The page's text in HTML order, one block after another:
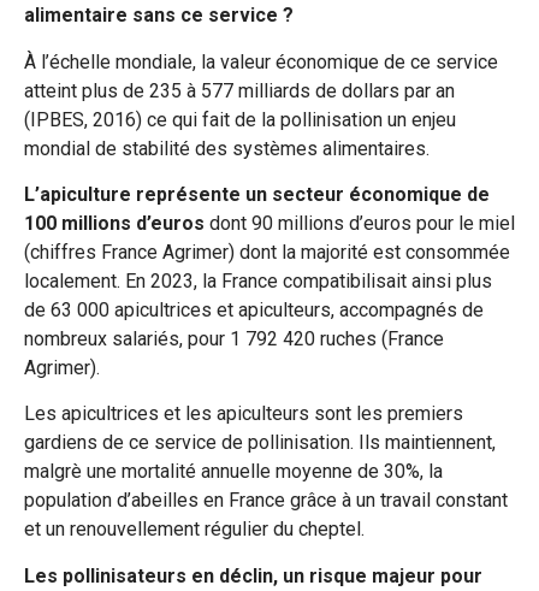
alimentaire sans ce service ?
À l’échelle mondiale, la valeur économique de ce service
atteint plus de 235 à 577 milliards de dollars par an
(IPBES, 2016) ce qui fait de la pollinisation un enjeu
mondial de stabilité des systèmes alimentaires.
L’apiculture représente un secteur économique de
100 millions d’euros dont 90 millions d’euros pour le miel
(chiffres France Agrimer) dont la majorité est consommée
localement. En 2023, la France compatibilisait ainsi plus
de 63 000 apicultrices et apiculteurs, accompagnés de
nombreux salariés, pour 1 792 420 ruches (France
Agrimer).
Les apicultrices et les apiculteurs sont les premiers
gardiens de ce service de pollinisation. Ils maintiennent,
malgrè une mortalité annuelle moyenne de 30%, la
population d’abeilles en France grâce à un travail constant
et un renouvellement régulier du cheptel.
Les pollinisateurs en déclin, un risque majeur pour